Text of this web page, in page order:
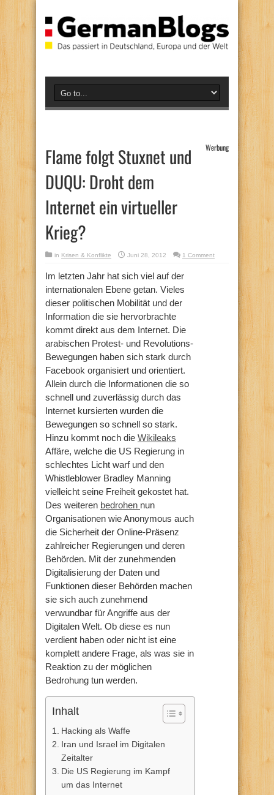
Flame folgt Stuxnet und
DUQU: Droht dem
Internet ein virtueller
Krieg?
Werbung
in Krisen & Konflikte Juni 28, 2012 1 Comment
Im letzten Jahr hat sich viel auf der
internationalen Ebene getan. Vieles
dieser politischen Mobilität und der
Information die sie hervorbrachte
kommt direkt aus dem Internet. Die
arabischen Protest- und Revolutions-
Bewegungen haben sich stark durch
Facebook organisiert und orientiert.
Allein durch die Informationen die so
schnell und zuverlässig durch das
Internet kursierten wurden die
Bewegungen so schnell so stark.
Hinzu kommt noch die Wikileaks
Affäre, welche die US Regierung in
schlechtes Licht warf und den
Whistleblower Bradley Manning
vielleicht seine Freiheit gekostet hat.
Des weiteren bedrohen nun
Organisationen wie Anonymous auch
die Sicherheit der Online-Präsenz
zahlreicher Regierungen und deren
Behörden. Mit der zunehmenden
Digitalisierung der Daten und
Funktionen dieser Behörden machen
sie sich auch zunehmend
verwundbar für Angriffe aus der
Digitalen Welt. Ob diese es nun
verdient haben oder nicht ist eine
komplett andere Frage, als was sie in
Reaktion zu der möglichen
Bedrohung tun werden.
Inhalt
Hacking als Waffe
Iran und Israel im Digitalen
Zeitalter
Die US Regierung im Kampf
um das Internet